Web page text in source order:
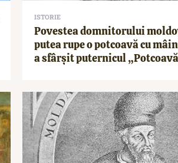
ISTORIE
Povestea domnitorului
putea rupe o potcoavă cu
a sfârșit puternicul